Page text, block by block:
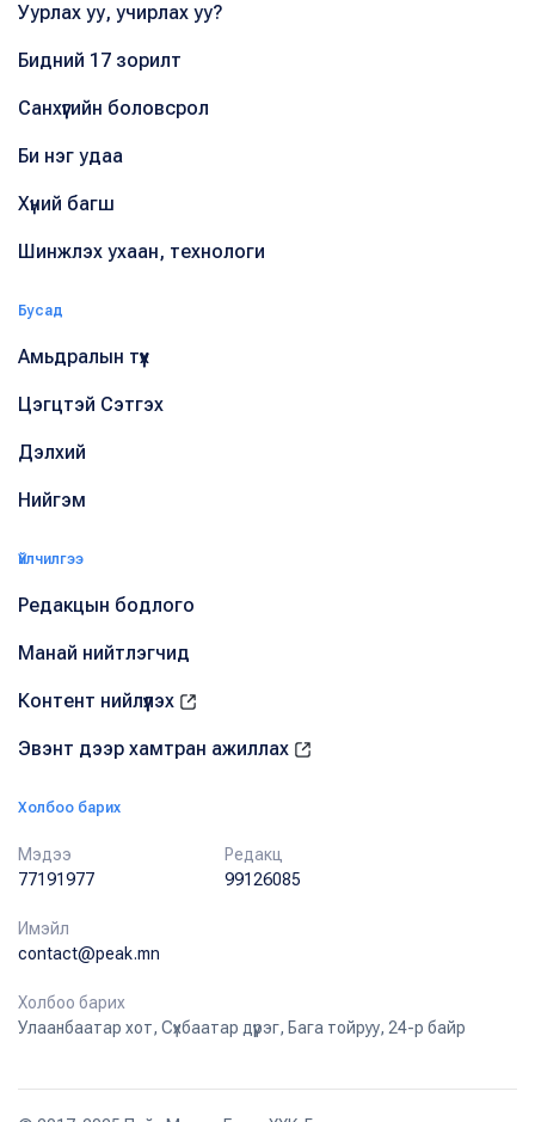
Уурлах уу, учирлах уу?
Бидний 17 зорилт
Санхүүгийн боловсрол
Би нэг удаа
Хүний багш
Шинжлэх ухаан, технологи
Бусад
Амьдралын түүх
Цэгцтэй Сэтгэх
Дэлхий
Нийгэм
Үйлчилгээ
Редакцын бодлого
Манай нийтлэгчид
Контент нийлүүлэх
Эвэнт дээр хамтран ажиллах
Холбоо барих
Мэдээ
77191977
Редакц
99126085
Имэйл
contact@peak.mn
Холбоо барих
Улаанбаатар хот, Сүхбаатар дүүрэг, Бага тойруу, 24-р байр